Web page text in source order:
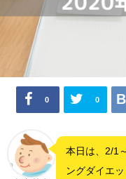
0 0
本日は、2/1
ングダイエ